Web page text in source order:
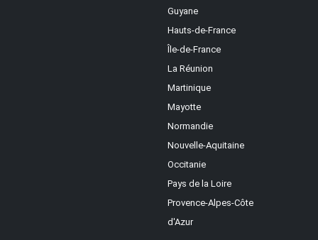
Guyane
Hauts-de-France
Île-de-France
La Réunion
Martinique
Mayotte
Normandie
Nouvelle-Aquitaine
Occitanie
Pays de la Loire
Provence-Alpes-Côte
d'Azur